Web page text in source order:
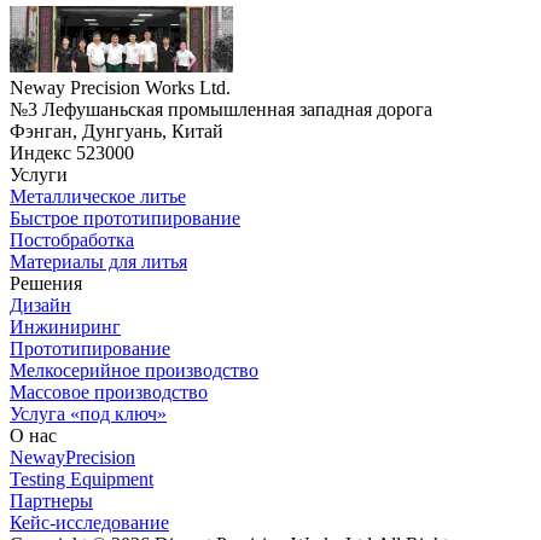
Neway Precision Works Ltd.
№3 Лефушаньская промышленная западная дорога
Фэнган, Дунгуань, Китай
Индекс 523000
Услуги
Металлическое литье
Быстрое прототипирование
Постобработка
Материалы для литья
Решения
Дизайн
Инжиниринг
Прототипирование
Мелкосерийное производство
Массовое производство
Услуга «под ключ»
О нас
NewayPrecision
Testing Equipment
Партнеры
Кейс-исследование